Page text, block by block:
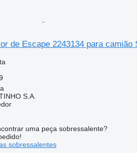
de Escape 2243134 para camião
S.A.
uma peça sobressalente?
sobressalentes